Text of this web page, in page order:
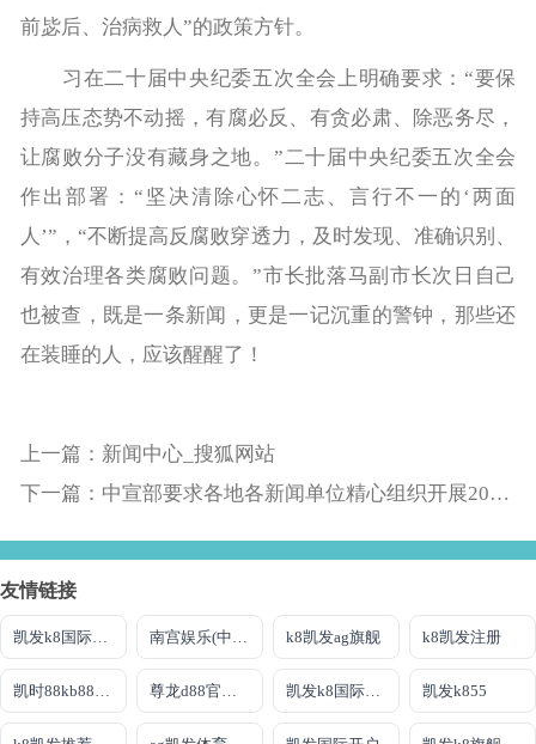
前毖后、治病救人”的政策方针。
习在二十届中央纪委五次全会上明确要求：“要保
持高压态势不动摇，有腐必反、有贪必肃、除恶务尽，
让腐败分子没有藏身之地。”二十届中央纪委五次全会
作出部署：“坚决清除心怀二志、言行不一的‘两面
人’”，“不断提高反腐败穿透力，及时发现、准确识别、
有效治理各类腐败问题。”市长批落马副市长次日自己
也被查，既是一条新闻，更是一记沉重的警钟，那些还
在装睡的人，应该醒醒了！
上一篇：新闻中心_搜狐网站
下一篇：中宣部要求各地各新闻单位精心组织开展2026年“新春走基层”活动
友情链接
凯发k8国际娱乐官网首选 南宫娱乐(中国)官方网站-登录入口 k8凯发ag旗舰 k8凯发注册
凯时88kb88国际 尊龙d88官方网站最佳平台 凯发k8国际唯一 凯发k855